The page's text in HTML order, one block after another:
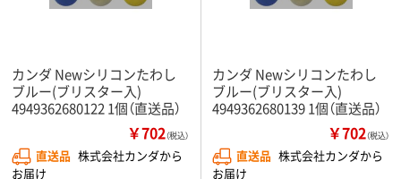
カンダ Newシリコンたわし
ブルー(ブリスター入)
4949362680122 1個（直送品）
￥702（税込）
直送品 株式会社カンダから
お届け
カンダ Newシリコンたわし
ブルー(ブリスター入)
4949362680139 1個（直送品）
￥702（税込）
直送品 株式会社カンダから
お届け